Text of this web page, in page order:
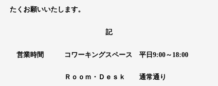
たくお願いいたします。
記
営業時間 コワーキングスペース 平日 9:00 ～ 18:00
Ｒｏｏｍ・Ｄｅｓｋ 通常通り